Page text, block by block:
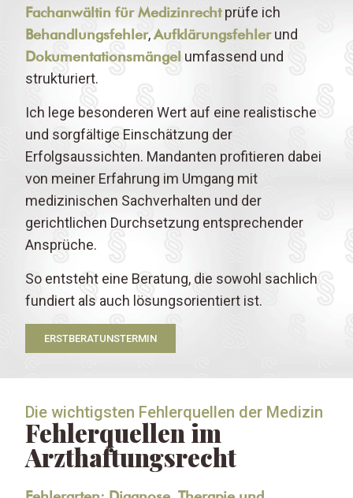
Fachanwältin für Medizinrechtprüfe ich
Behandlungsfehler,Aufklärungsfehlerund
Dokumentationsmängel umfassend und
strukturiert.
Ich lege besonderen Wert auf eine realistische
und sorgfältige Einschätzung der
Erfolgsaussichten. Mandanten profitieren dabei
von meiner Erfahrung im Umgang mit
medizinischen Sachverhalten und der
gerichtlichen Durchsetzung entsprechender
Ansprüche.
So entsteht eine Beratung, die sowohl sachlich
fundiert als auch lösungsorientiert ist.
ERSTBERATUNSTERMIN
Die wichtigsten Fehlerquellen der Medizin
Fehlerquellen im
Arzthaftungsrecht